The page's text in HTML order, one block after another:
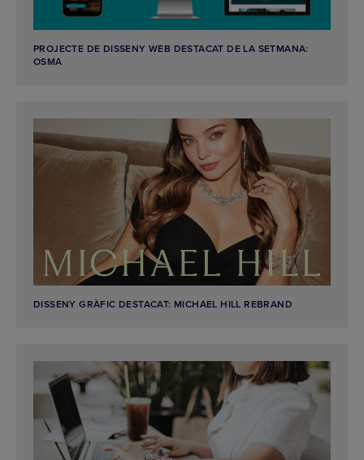
PROJECTE DE DISSENY WEB DESTACAT DE LA SETMANA:
OSMA
DISSENY GRÀFIC DESTACAT: MICHAEL HILL REBRAND